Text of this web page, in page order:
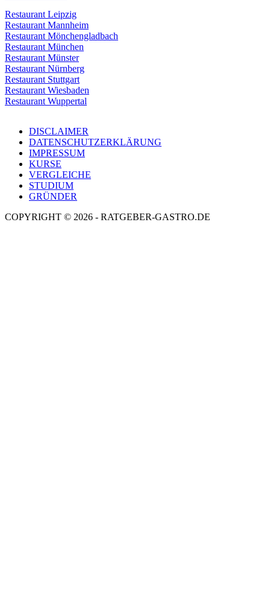
Restaurant Leipzig
Restaurant Mannheim
Restaurant Mönchengladbach
Restaurant München
Restaurant Münster
Restaurant Nürnberg
Restaurant Stuttgart
Restaurant Wiesbaden
Restaurant Wuppertal
DISCLAIMER
DATENSCHUTZERKLÄRUNG
IMPRESSUM
KURSE
VERGLEICHE
STUDIUM
GRÜNDER
COPYRIGHT © 2026 - RATGEBER-GASTRO.DE